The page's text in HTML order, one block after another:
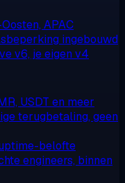
APAC
ingebouwd
v6, je eigen v4
USDT en meer
terugbetaling, geen
belofte
engineers, binnen